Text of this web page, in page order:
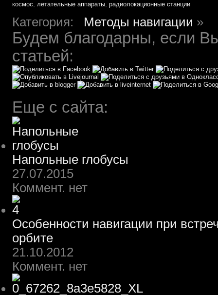
космос, летательные аппараты, радиолокационные станции
Категория: Методы навигации »
Будем благодарны, если
статьей:
Еще с сайта:
Напольные глобусы
27.07.2015
Коммент. нет
Особенности навигации при
орбите
21.10.2012
Коммент. нет